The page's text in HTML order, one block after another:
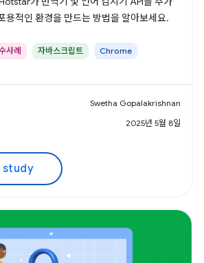
용적인 환경을 만드는 방법을 알아보세요.
사례 자바스크립트 Chrome
Swetha Gopalakrishnan
2025년 5월 8일
study